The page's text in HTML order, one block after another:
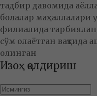
тадбир давомида
болалар маҳаллалари
филиалида
сўм олаётган вақтида
олинган
Изоҳ қолдириш